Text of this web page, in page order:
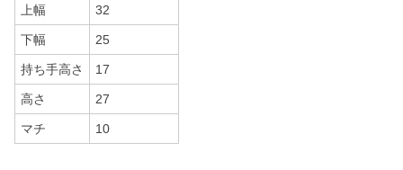
上幅 32
下幅 25
持ち手高さ 17
高さ 27
マチ 10